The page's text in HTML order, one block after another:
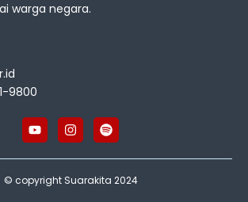
warga negara.
9800
© copyright Suarakita 2024